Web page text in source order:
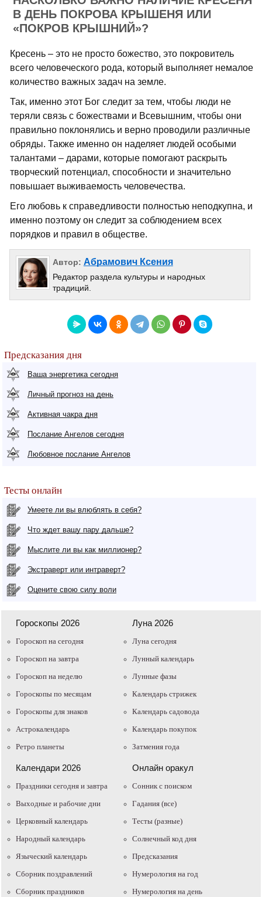
В ДЕНЬ ПОКРОВА КРЫШЕНЯ ИЛИ
«ПОКРОВ КРЫШНИЙ»?
Кресень – это не просто божество, это покровитель
всего человеческого рода, который выполняет немалое
количество важных задач на земле.
Так, именно этот Бог следит за тем, чтобы люди не
теряли связь с божествами и Всевышним, чтобы они
правильно поклонялись и верно проводили различные
обряды. Также именно он наделяет людей особыми
талантами – дарами, которые помогают раскрыть
творческий потенциал, способности и значительно
повышает выживаемость человечества.
Его любовь к справедливости полностью неподкупна, и
именно поэтому он следит за соблюдением всех
порядков и правил в обществе.
Автор: Абрамович Ксения
Редактор раздела культуры и народных
традиций.
Предсказания дня
Ваша энергетика сегодня
Личный прогноз на день
Активная чакра дня
Послание Ангелов сегодня
Любовное послание Ангелов
Тесты онлайн
Умеете ли вы влюблять в себя?
Что ждет вашу пару дальше?
Мыслите ли вы как миллионер?
Экстраверт или интраверт?
Оцените свою силу воли
Гороскопы 2026
Гороскоп на сегодня
Гороскоп на завтра
Гороскоп на неделю
Гороскопы по месяцам
Гороскопы для знаков
Астрокалендарь
Ретро планеты
Луна 2026
Луна сегодня
Лунный календарь
Лунные фазы
Календарь стрижек
Календарь садовода
Календарь покупок
Затмения года
Календари 2026
Праздники сегодня и завтра
Выходные и рабочие дни
Церковный календарь
Народный календарь
Языческий календарь
Сборник поздравлений
Сборник праздников
Онлайн оракул
Cонник с поиском
Гадания (все)
Тесты (разные)
Солнечный код дня
Предсказания
Нумерология на год
Нумерология на день